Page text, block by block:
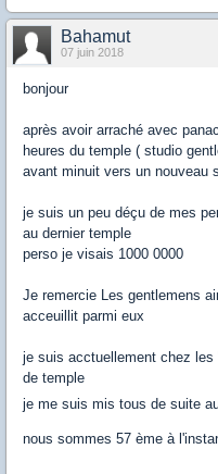
Bahamut
07 juin 2018
bonjour
après avoir arraché avec
heures du temple ( studio
avant minuit vers un nouveau
je suis un peu déçu de mes
au dernier temple
perso je visais 1000 0000
Je remercie Les gentlemens
acceuillit parmi eux
je suis acctuellement chez
de temple
je me suis mis tous de suite
nous sommes 57 ème à